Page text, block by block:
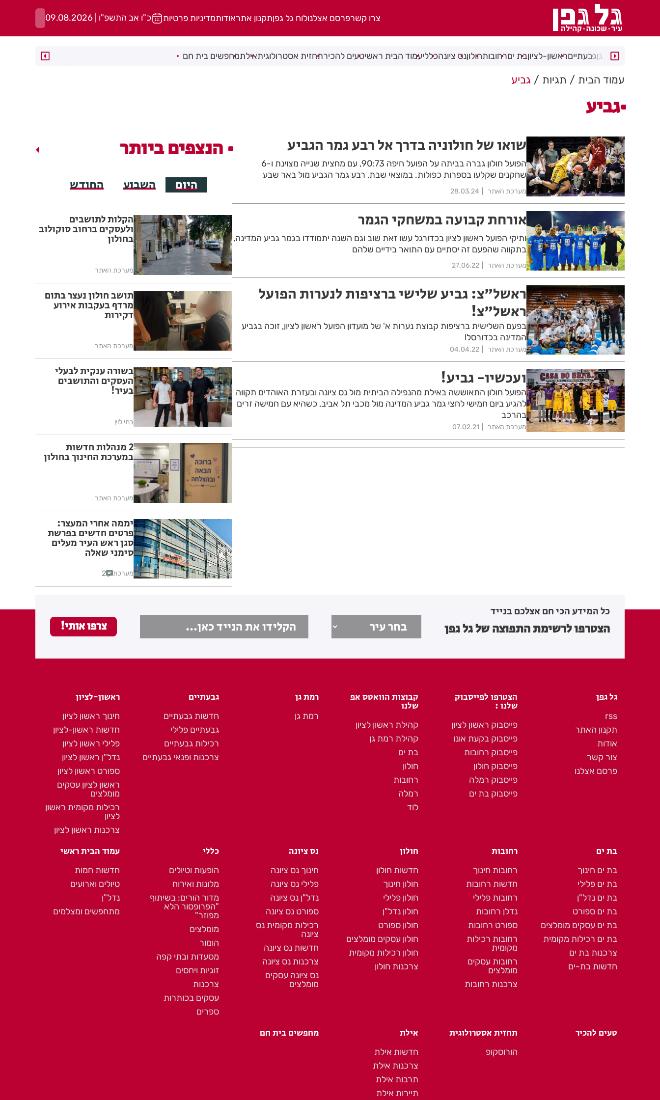
צרו קשרפרסם אצלנולוח גל גפןתקנון אתראודותמדיניות פרטיות כ"ו אב התשפ"ו | 09.08.2026
רמת גןגבעתייםראשון-לציוןבת יםרחובותחולוןנס ציונהכלליעמוד הבית ראשיטעים להכירתחזית אסטרולוגיתאילתמחפשים בית חם
עמוד הבית תגיות גביע
גביע
שואו של חולוניה בדרך אל רבע גמר הגביע
הפועל חולון גברה בביתה על הפועל חיפה 90:73, עם מחצית שנייה מצוינת ו-6
שחקנים שקלעו בספרות כפולות. במוצאי שבת, רבע גמר הגביע מול באר שבע
מערכת האתר 28.03.24
אורחת קבועה במשחקי הגמר
ותיקי הפועל ראשון לציון בכדורגל עשו זאת שוב וגם השנה יתמודדו בגמר גביע המדינה,
בתקווה שהפעם זה יסתיים עם התואר בידיים שלהם
מערכת האתר 27.06.22
ראשל"צ: גביע שלישי ברציפות לנערות הפועל
ראשל"צ!
בפעם השלישית ברציפות קבוצת נערות א' של מועדון הפועל ראשון לציון, זוכה בגביע
המדינה בכדורסל!
מערכת האתר 04.04.22
ועכשיו- גביע!
הפועל חולון התאוששה באילת מהנפילה הביתית מול נס ציונה ובעזרת האוהדים תקווה
להגיע ביום חמישי לחצי גמר גביע המדינה מול מכבי תל אביב, כשהיא עם חמישה זרים
בהרכב
מערכת האתר 07.02.21
הנצפים ביותר
היום השבוע החודש
הקלות לתושבים
ולעסקים ברחוב סוקולוב
בחולון
מערכת האתר
תושב חולון נעצר בתום
מרדף בעקבות אירוע
דקירות
מערכת האתר
בשורה ענקית לבעלי
העסקים והתושבים
בעיר!
בתי לוין
2 מנהלות חדשות
במערכת החינוך בחולון
מערכת האתר
יממה אחרי המעצר:
פרטים חדשים בפרשת
סגן ראש העיר מעלים
סימני שאלה
מערכת 2
כל המידע הכי חם אצלכם בנייד
הצטרפו לרשימת התפוצה של גל גפן
גל גפן
rss
תקנון האתר
אודות
צור קשר
פרסם אצלנו
הצטרפו לפייסבוק
שלנו :
פייסבוק ראשון לציון
פייסבוק בקעת אונו
פייסבוק רחובות
פייסבוק חולון
פייסבוק רמלה
פייסבוק בת ים
קבוצות הוואטס אפ
שלנו
קהילת ראשון לציון
קהילת רמת גן
בת ים
חולון
רחובות
רמלה
לוד
רמת גן
רמת גן
גבעתיים
חדשות גבעתיים
גבעתיים פלילי
רכילות גבעתיים
צרכנות ופנאי גבעתיים
ראשון-לציון
חינוך ראשון לציון
חדשות ראשון-לציון
פלילי ראשון לציון
נדל"ן ראשון לציון
ספורט ראשון לציון
ראשון לציון עסקים
מומלצים
רכילות מקומית ראשון
לציון
צרכנות ראשון לציון
בת ים
בת ים חינוך
בת ים פלילי
בת ים נדל"ן
בת ים ספורט
בת ים עסקים מומלצים
בת ים רכילות מקומית
צרכנות בת ים
חדשות בת-ים
רחובות
רחובות חינוך
חדשות רחובות
רחובות פלילי
נדלן רחובות
ספורט רחובות
רחובות רכילות
מקומית
רחובות עסקים
מומלצים
צרכנות רחובות
חולון
חדשות חולון
חולון חינוך
חולון פלילי
חולון נדל"ן
חולון ספורט
חולון עסקים מומלצים
חולון רכילות מקומית
צרכנות חולון
נס ציונה
חינוך נס ציונה
פלילי נס ציונה
נדל"ן נס ציונה
ספורט נס ציונה
רכילות מקומית נס
ציונה
חדשות נס ציונה
צרכנות נס ציונה
נס ציונה עסקים
מומלצים
כללי
הופעות וטיולים
מלונות ואירוח
מדור הורים: בשיתוף
"הפרופסור הלא
מפוזר"
מומלצים
הומור
מסעדות ובתי קפה
זוגיות ויחסים
צרכנות
עסקים בכותרות
ספרים
עמוד הבית ראשי
חדשות חמות
טיולים וארועים
נדל"ן
מתחפשים ומצלמים
טעים להכיר תחזית אסטרולוגית
הורוסקופ
אילת
חדשות אילת
צרכנות אילת
תרבות אילת
תיירות אילת
מחפשים בית חם